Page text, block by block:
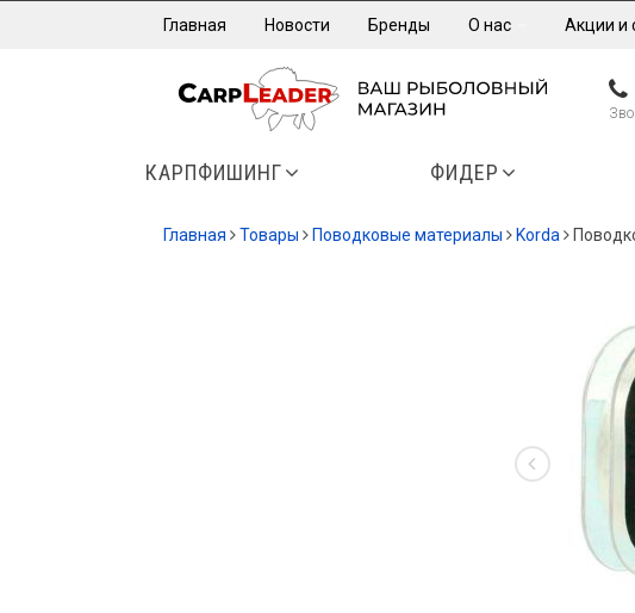
Главная Новости Бренды О нас Акции и
КАРПФИШИНГ ФИДЕР
Главная Товары Поводковые материалы Korda